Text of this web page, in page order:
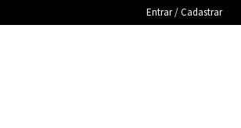
Entrar / Cadastrar